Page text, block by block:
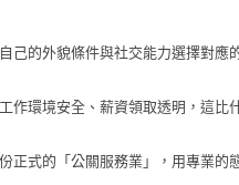
己的外貌條件與社交能力選擇對應
作環境安全、薪資領取透明，這比
正式的「公關服務業」，用專業